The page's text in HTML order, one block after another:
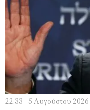
22:33 - 5 Αυγούστου 2026